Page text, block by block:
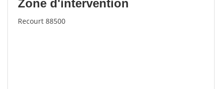
Zone d'intervention
Recourt 88500